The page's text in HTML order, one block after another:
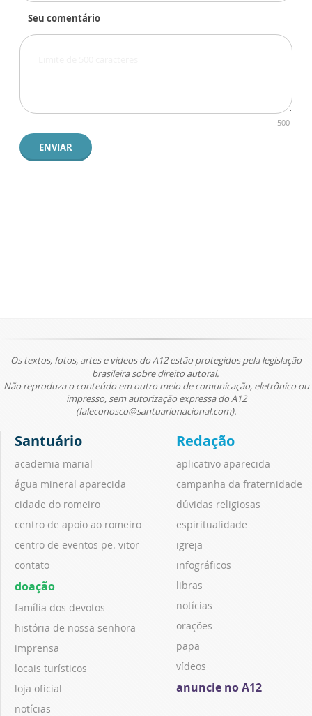
Seu comentário
500
ENVIAR
Os textos, fotos, artes e vídeos do A12 estão protegidos pela legislação
brasileira sobre direito autoral.
Não reproduza o conteúdo em outro meio de comunicação, eletrônico ou
impresso, sem autorização expressa do A12
(faleconosco@santuarionacional.com).
Santuário
academia marial
água mineral aparecida
cidade do romeiro
centro de apoio ao romeiro
centro de eventos pe. vitor
contato
doação
família dos devotos
história de nossa senhora
imprensa
locais turísticos
loja oficial
notícias
Redação
aplicativo aparecida
campanha da fraternidade
dúvidas religiosas
espiritualidade
igreja
infográficos
libras
notícias
orações
papa
vídeos
anuncie no A12